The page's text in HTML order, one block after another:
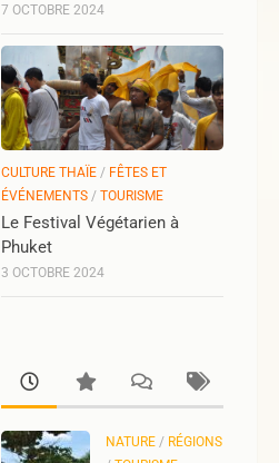
7 OCTOBRE 2024
CULTURE THAÏE / FÊTES ET
ÉVÉNEMENTS / TOURISME
Le Festival Végétarien à
Phuket
3 OCTOBRE 2024
NATURE / RÉGIONS